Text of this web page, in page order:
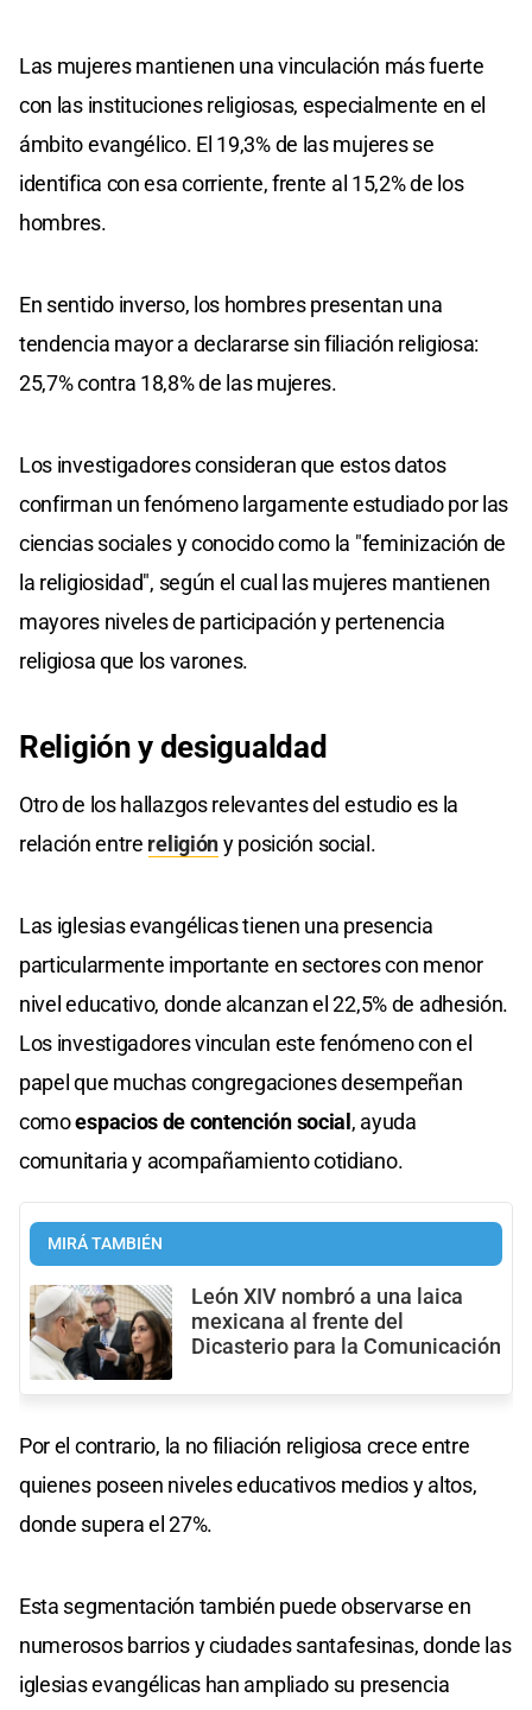
Las mujeres mantienen una vinculación más fuerte
con las instituciones religiosas, especialmente en el
ámbito evangélico. El 19,3% de las mujeres se
identifica con esa corriente, frente al 15,2% de los
hombres.
En sentido inverso, los hombres presentan una
tendencia mayor a declararse sin filiación religiosa:
25,7% contra 18,8% de las mujeres.
Los investigadores consideran que estos datos
confirman un fenómeno largamente estudiado por las
ciencias sociales y conocido como la "feminización de
la religiosidad", según el cual las mujeres mantienen
mayores niveles de participación y pertenencia
religiosa que los varones.
Religión y desigualdad
Otro de los hallazgos relevantes del estudio es la
relación entre religióny posición social.
Las iglesias evangélicas tienen una presencia
particularmente importante en sectores con menor
nivel educativo, donde alcanzan el 22,5% de adhesión.
Los investigadores vinculan este fenómeno con el
papel que muchas congregaciones desempeñan
comoespacios de contención social , ayuda
comunitaria y acompañamiento cotidiano.
MIRÁ TAMBIÉN
León XIV nombró a una laica
mexicana al frente del
Dicasterio para la Comunicación
Por el contrario, la no filiación religiosa crece entre
quienes poseen niveles educativos medios y altos,
donde supera el 27%.
Esta segmentación también puede observarse en
numerosos barrios y ciudades santafesinas, donde las
iglesias evangélicas han ampliado su presencia